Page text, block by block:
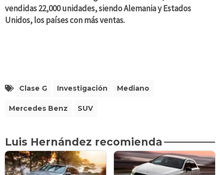
vendidas 22,000 unidades, siendo Alemania y Estados
Unidos, los países con más ventas.
Clase G Investigación Mediano
Mercedes Benz SUV
Luis Hernández recomienda